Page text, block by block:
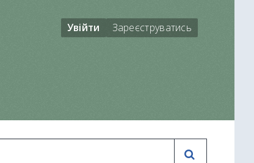
Увійти Зареєструватись